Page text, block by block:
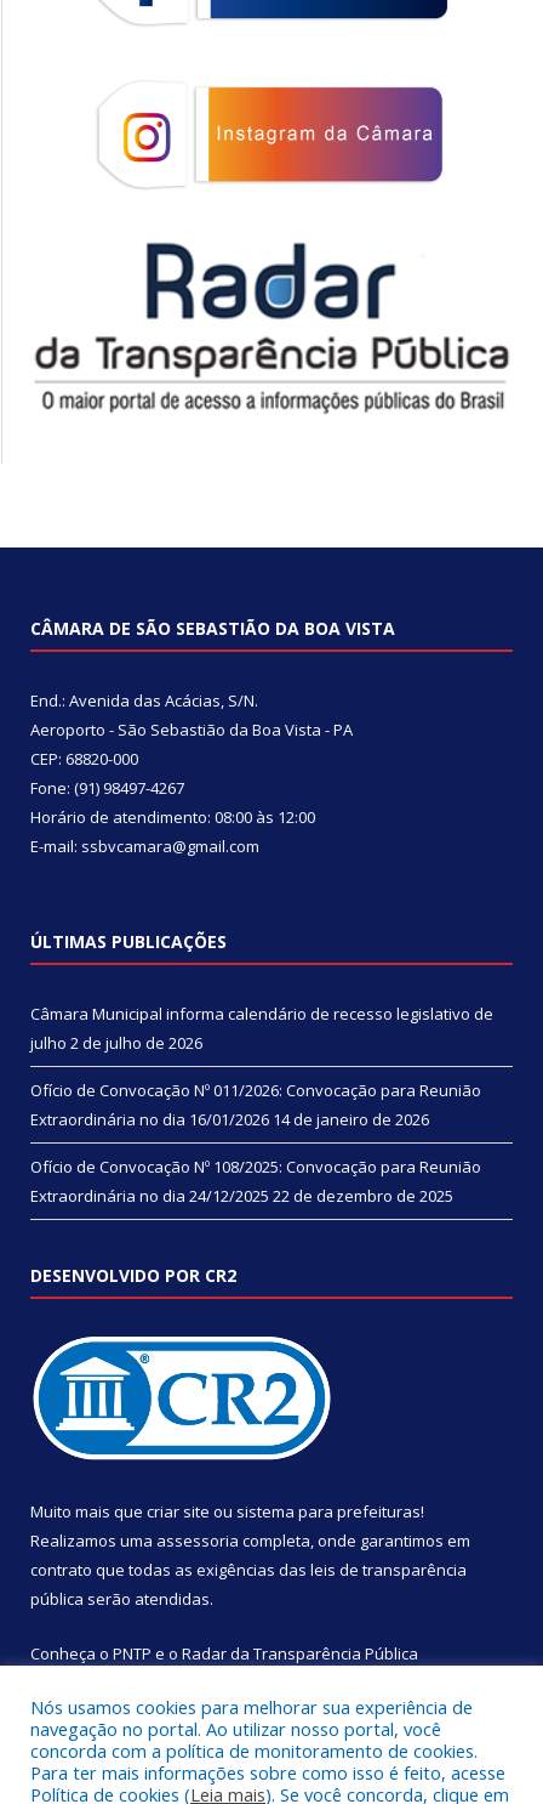
CÂMARA DE SÃO SEBASTIÃO DA BOA VISTA
End.: Avenida das Acácias, S/N.
Aeroporto - São Sebastião da Boa Vista - PA
CEP: 68820-000
Fone: (91) 98497-4267
Horário de atendimento: 08:00 às 12:00
E-mail: ssbvcamara@gmail.com
ÚLTIMAS PUBLICAÇÕES
Câmara Municipal informa calendário de recesso legislativo de
julho 2 de julho de 2026
Ofício de Convocação Nº 011/2026: Convocação para Reunião
Extraordinária no dia 16/01/2026 14 de janeiro de 2026
Ofício de Convocação Nº 108/2025: Convocação para Reunião
Extraordinária no dia 24/12/2025 22 de dezembro de 2025
DESENVOLVIDO POR CR2
Muito mais que criar site ou sistema para prefeituras!
Realizamos uma assessoria completa, onde garantimos em
contrato que todas as exigências das leis de transparência
pública serão atendidas.
Conheça o PNTP e o Radar da Transparência Pública
Todos os direitos reservados a Câmara Municipal de São
Nós usamos cookies para melhorar sua experiência de
navegação no portal. Ao utilizar nosso portal, você
concorda com a política de monitoramento de cookies.
Para ter mais informações sobre como isso é feito, acesse
Política de cookies (Leia mais). Se você concorda, clique em